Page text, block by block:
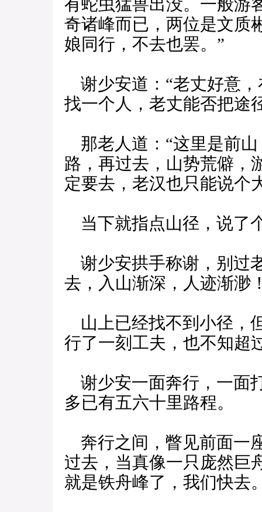
有蛇虫猛兽出没。一般游
奇诸峰而已，两位是文质
娘同行，不去也罢。”
谢少安道：“老丈好意
找一个人，老丈能否把途
那老人道：“这里是前
路，再过去，山势荒僻，
定要去，老汉也只能说个
当下就指点山径，说了
谢少安拱手称谢，别过
去，入山渐深，人迹渐渺
山上已经找不到小径，
行了一刻工夫，也不知超
谢少安一面奔行，一面
多已有五六十里路程。
奔行之间，瞥见前面一
过去，当真像一只庞然巨
就是铁舟峰了，我们快去